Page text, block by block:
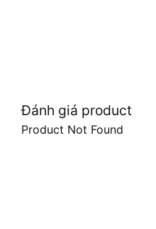
Đánh giá product
Product Not Found